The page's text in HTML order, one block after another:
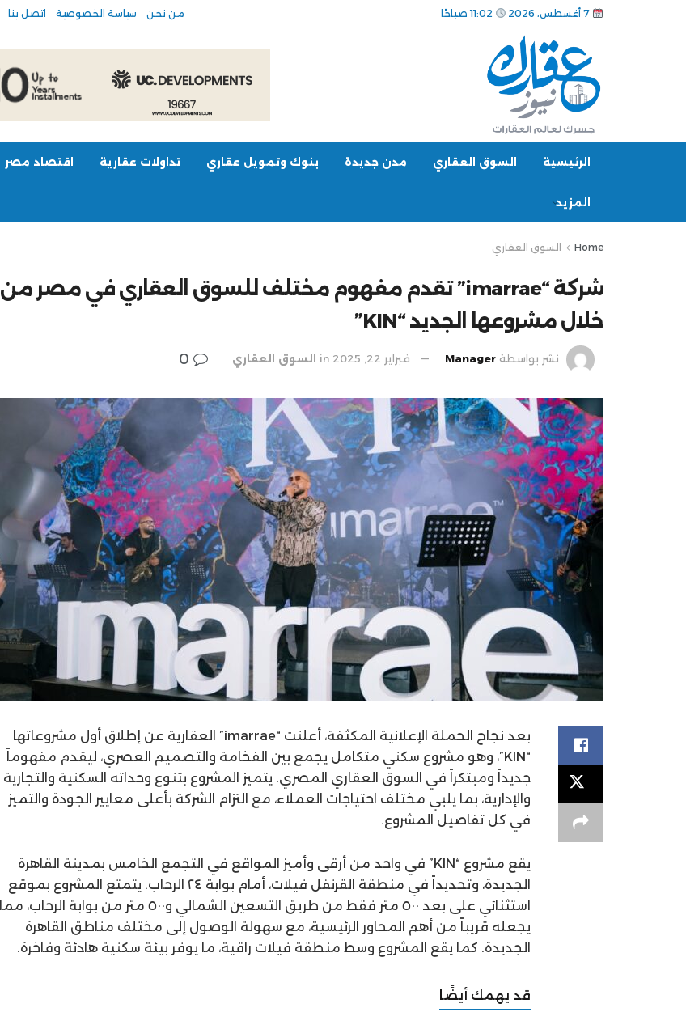
من نحن سياسة الخصوصية اتصل بنا
الرئيسية السوق العقاري مدن جديدة بنوك وتمويل عقاري تداولات عقارية اقتصاد مصر
المزيد
Home السوق العقاري
شركة “imarrae” تقدم مفهوم مختلف للسوق العقاري في مصر من
خلال مشروعها الجديد “KIN”
نشر بواسطة Manager فبراير 22, 2025 in السوق العقاري
بعد نجاح الحملة الإعلانية المكثفة، أعلنت “imarrae” العقارية عن إطلاق أول مشروعاتها
“KIN”، وهو مشروع سكني متكامل يجمع بين الفخامة والتصميم العصري، ليقدم مفهوماً
جديداً ومبتكراً في السوق العقاري المصري. يتميز المشروع بتنوع وحداته السكنية والتجارية
والإدارية، بما يلبي مختلف احتياجات العملاء، مع التزام الشركة بأعلى معايير الجودة والتميز
في كل تفاصيل المشروع.
يقع مشروع “KIN” في واحد من أرقى وأميز المواقع في التجمع الخامس بمدينة القاهرة
الجديدة، وتحديداً في منطقة القرنفل فيلات، أمام بوابة ٢٤ الرحاب. يتمتع المشروع بموقع
استثنائي على بعد ٥٠٠ متر فقط من طريق التسعين الشمالي و٥٠٠ متر من بوابة الرحاب، مما
يجعله قريباً من أهم المحاور الرئيسية، مع سهولة الوصول إلى مختلف مناطق القاهرة
الجديدة. كما يقع المشروع وسط منطقة فيلات راقية، ما يوفر بيئة سكنية هادئة وفاخرة.
قد يهمك أيضًا